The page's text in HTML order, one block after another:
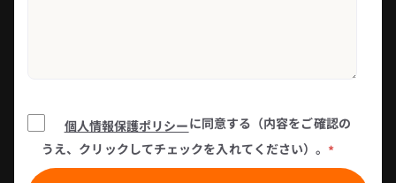
個人情報保護ポリシーに同意する（内容をご確認の
うえ、クリックしてチェックを入れてください）。 *